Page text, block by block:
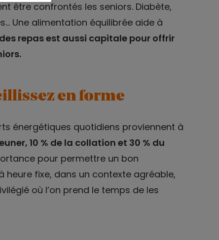
être confrontés les seniors. Diabète,
Une alimentation équilibrée aide à
repas est aussi capitale pour offrir
en forme
énergétiques quotidiens proviennent à
10 % de la collation et 30 % du
pour permettre un bon
heure fixe, dans un contexte agréable,
où l’on prend le temps de les